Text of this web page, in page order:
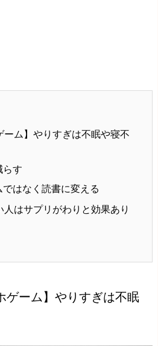
ーム】やりすぎは不眠や寝不
らす
はなく読書に変える
人はサプリがわりと効果あり
ゲーム】やりすぎは不眠